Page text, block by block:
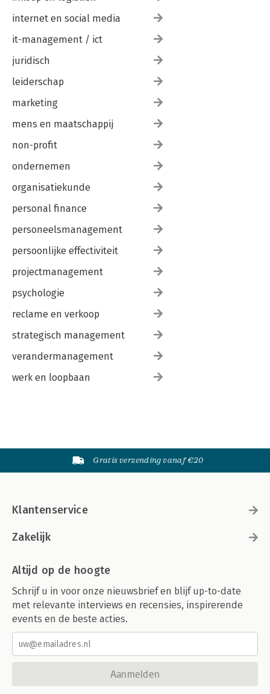
internet en social media
it-management / ict
juridisch
leiderschap
marketing
mens en maatschappij
non-profit
ondernemen
organisatiekunde
personal finance
personeelsmanagement
persoonlijke effectiviteit
projectmanagement
psychologie
reclame en verkoop
strategisch management
verandermanagement
werk en loopbaan
Gratis verzending vanaf €20
Klantenservice
Zakelijk
Altijd op de hoogte
Schrijf u in voor onze nieuwsbrief en blijf up-to-date
met relevante interviews en recensies, inspirerende
events en de beste acties.
Aanmelden